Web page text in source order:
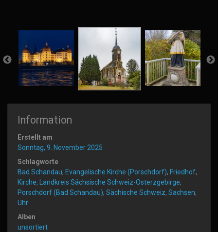
Information
Erstellt am
Sonntag, 9. November 2025
Schlagworte
Bad Schandau, Evangelische Kirche (Porschdorf), Friedhof,
Kirche, Landkreis Sächsische Schweiz-Osterzgebirge,
Porschdorf (Bad Schandau), Sächische Schweiz, Sachsen,
Uhr
Alben
unsortiert